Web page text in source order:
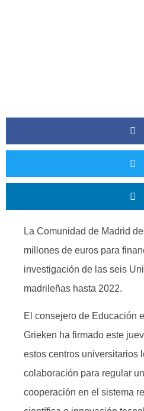
La Comunidad de Madrid
millones de euros para
investigación de las seis
madrileñas hasta 2022.
El consejero de Educación
Grieken ha firmado este
estos centros universitarios
colaboración para regular
cooperación en el sistema